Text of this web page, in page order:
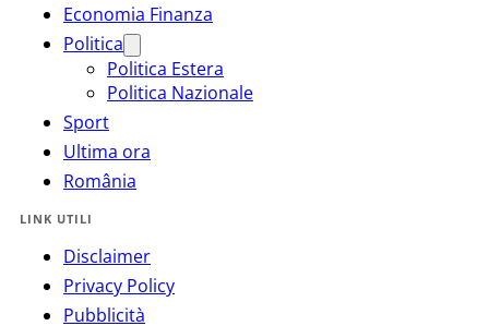
Economia Finanza
Politica
Politica Estera
Politica Nazionale
Sport
Ultima ora
România
LINK UTILI
Disclaimer
Privacy Policy
Pubblicità